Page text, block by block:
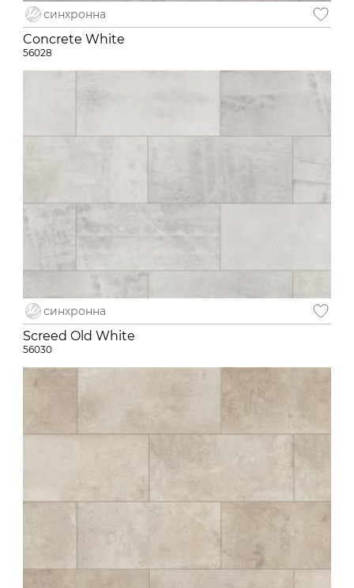
синхронна
Concrete White
56028
синхронна
Screed Old White
56030